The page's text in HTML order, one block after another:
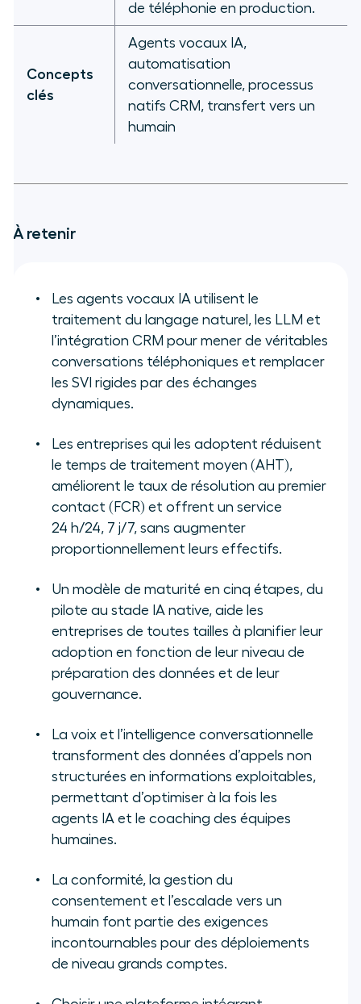
de téléphonie en production.
Concepts
clés
Agents vocaux IA,
automatisation
conversationnelle, processus
natifs CRM, transfert vers un
humain
À retenir
Les agents vocaux IA utilisent le
traitement du langage naturel, les LLM et
l’intégration CRM pour mener de véritables
conversations téléphoniques et remplacer
les SVI rigides par des échanges
dynamiques.
Les entreprises qui les adoptent réduisent
le temps de traitement moyen (AHT),
améliorent le taux de résolution au premier
contact (FCR) et offrent un service
24 h/24, 7 j/7, sans augmenter
proportionnellement leurs effectifs.
Un modèle de maturité en cinq étapes, du
pilote au stade IA native, aide les
entreprises de toutes tailles à planifier leur
adoption en fonction de leur niveau de
préparation des données et de leur
gouvernance.
La voix et l’intelligence conversationnelle
transforment des données d’appels non
structurées en informations exploitables,
permettant d’optimiser à la fois les
agents IA et le coaching des équipes
humaines.
La conformité, la gestion du
consentement et l’escalade vers un
humain font partie des exigences
incontournables pour des déploiements
de niveau grands comptes.